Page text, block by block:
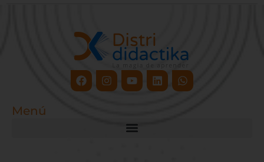
FacebookInstagram
YoutubeLinkedinWhatsapp
Menú